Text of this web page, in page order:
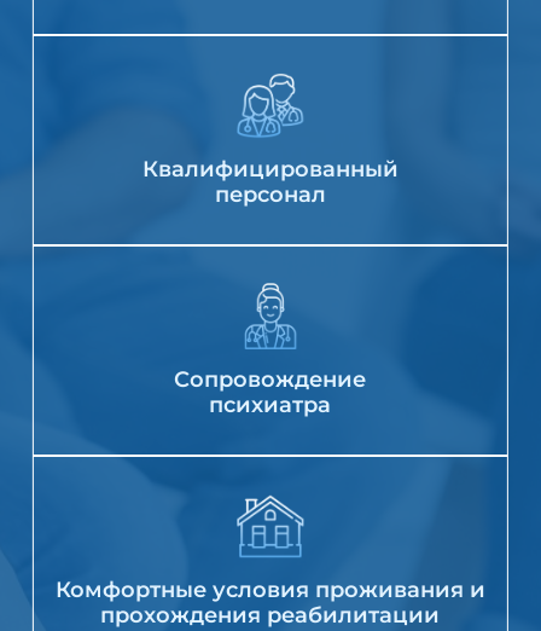
Квалифицированный
персонал
Сопровождение
психиатра
Комфортные условия проживания и
прохождения реабилитации